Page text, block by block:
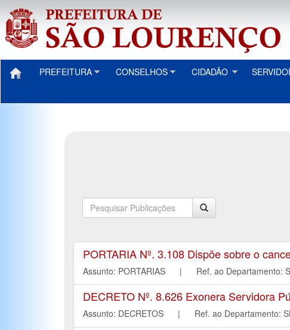
PREFEITURA CONSELHOS CIDADÃO
PORTARIA Nº. 3.108 Dispõe sobre o
Assunto: PORTARIAS | Ref. ao Departamento:
DECRETO Nº. 8.626 Exonera Servidora
Assunto: DECRETOS | Ref. ao Departamento: